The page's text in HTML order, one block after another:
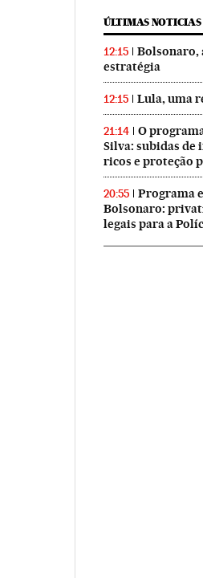
ÚLTIMAS NOTICIAS
12:15
Bolsonaro,
estratégia
12:15 Lula, uma
21:14
O
Silva: subidas de
ricos e proteção
20:55
Programa
Bolsonaro:
legais para a